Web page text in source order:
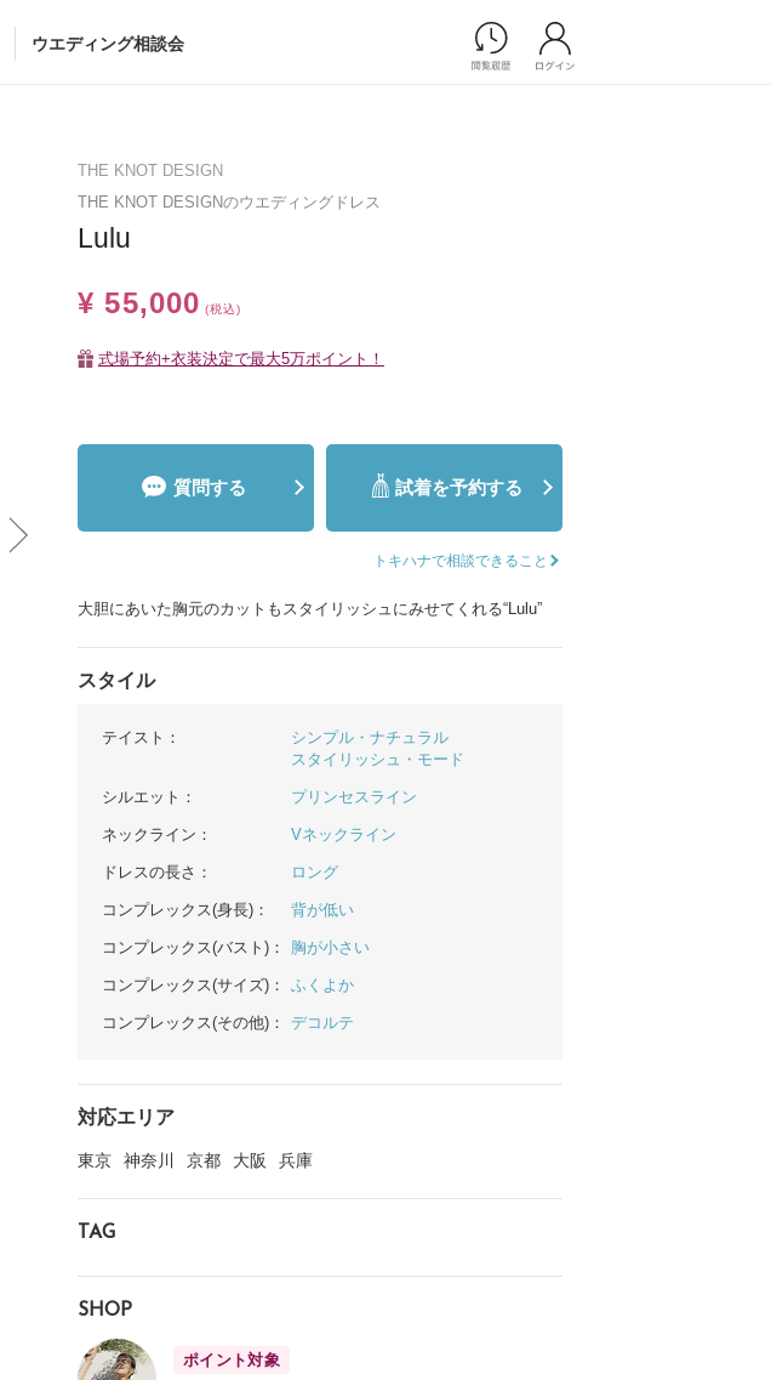
ヘア&メイク
ブライダルエステ
ヘア&メイクショップ一覧
家族フォト/ペット撮影
記録映像
ムービーショップ一覧
ウエディング相談会
THE KNOT DESIGN
THE KNOT DESIGNのウエディングドレス
Lulu
¥ 55,000 (税込)
式場予約+衣装決定で最大5万ポイント！
質問する 試着を予約する
トキハナで相談できること
大胆にあいた胸元のカットもスタイリッシュにみせてくれる“Lulu”
スタイル
テイスト：
シンプル・ナチュラル
スタイリッシュ・モード
シルエット： プリンセスライン
ネックライン： Vネックライン
ドレスの長さ： ロング
コンプレックス(身長)： 背が低い
コンプレックス(バスト)： 胸が小さい
コンプレックス(サイズ)： ふくよか
コンプレックス(その他)： デコルテ
対応エリア
東京 神奈川 京都 大阪 兵庫
TAG
SHOP
ポイント対象